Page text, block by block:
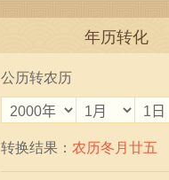
年历转化
公历转农历
转换结果： 农历冬月廿五